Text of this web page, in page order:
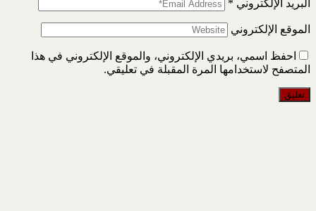
البريد الإلكتروني *
الموقع الإلكتروني
احفظ اسمي، بريدي الإلكتروني، والموقع الإلكتروني في هذا
المتصفح لاستخدامها المرة المقبلة في تعليقي.